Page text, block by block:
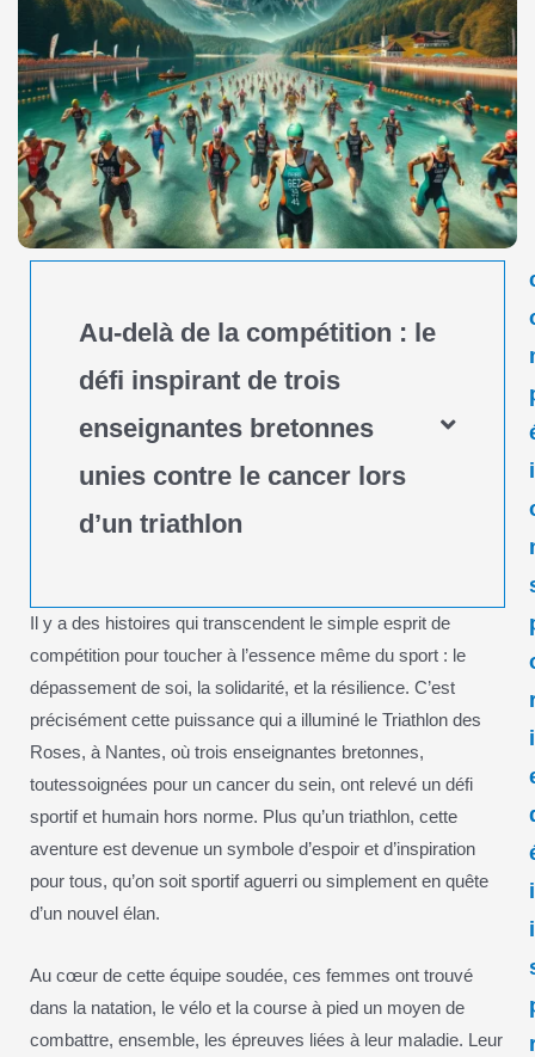
Au-delà de la compétition : le
défi inspirant de trois
enseignantes bretonnes
unies contre le cancer lors
d’un triathlon
Il y a des histoires qui transcendent le simple esprit de
compétition pour toucher à l’essence même du sport : le
dépassement de soi, la solidarité, et la résilience. C’est
précisément cette puissance qui a illuminé le Triathlon des
Roses, à Nantes, où trois enseignantes bretonnes,
toutessoignées pour un cancer du sein, ont relevé un défi
sportif et humain hors norme. Plus qu’un triathlon, cette
aventure est devenue un symbole d’espoir et d’inspiration
pour tous, qu’on soit sportif aguerri ou simplement en quête
d’un nouvel élan.
Au cœur de cette équipe soudée, ces femmes ont trouvé
dans la natation, le vélo et la course à pied un moyen de
combattre, ensemble, les épreuves liées à leur maladie. Leur
i